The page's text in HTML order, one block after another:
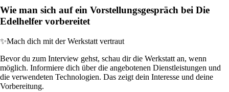
Wie man sich auf ein Vorstellungsgespräch bei Die
Edelhelfer vorbereitet
✨Mach dich mit der Werkstatt vertraut
Bevor du zum Interview gehst, schau dir die Werkstatt an, wenn
möglich. Informiere dich über die angebotenen Dienstleistungen und
die verwendeten Technologien. Das zeigt dein Interesse und deine
Vorbereitung.